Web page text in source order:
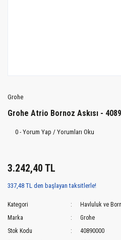
Grohe
Grohe Atrio Bornoz Askısı -
0 - Yorum Yap / Yorumları Oku
3.242,40 TL
337,48 TL den başlayan taksitlerle!
Kategori
Havluluk ve
Marka
Grohe
Stok Kodu
40890000